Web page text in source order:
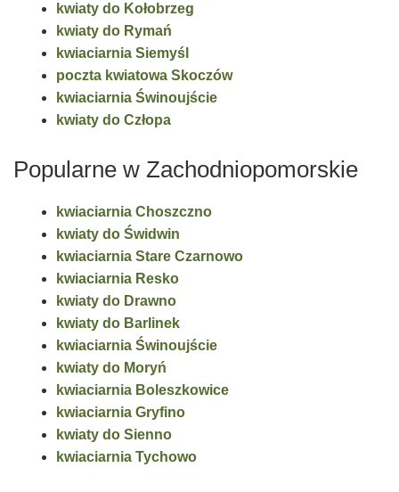
kwiaty do Kołobrzeg
kwiaty do Rymań
kwiaciarnia Siemyśl
poczta kwiatowa Skoczów
kwiaciarnia Świnoujście
kwiaty do Człopa
Popularne w Zachodniopomorskie
kwiaciarnia Choszczno
kwiaty do Świdwin
kwiaciarnia Stare Czarnowo
kwiaciarnia Resko
kwiaty do Drawno
kwiaty do Barlinek
kwiaciarnia Świnoujście
kwiaty do Moryń
kwiaciarnia Boleszkowice
kwiaciarnia Gryfino
kwiaty do Sienno
kwiaciarnia Tychowo